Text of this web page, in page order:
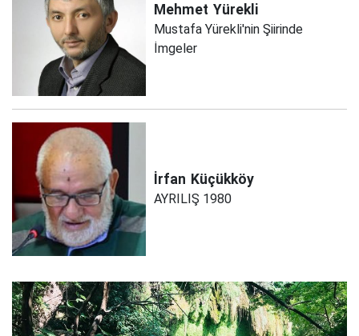
Mehmet Yürekli
Mustafa Yürekli'nin Şiirinde
İmgeler
İrfan Küçükköy
AYRILIŞ 1980